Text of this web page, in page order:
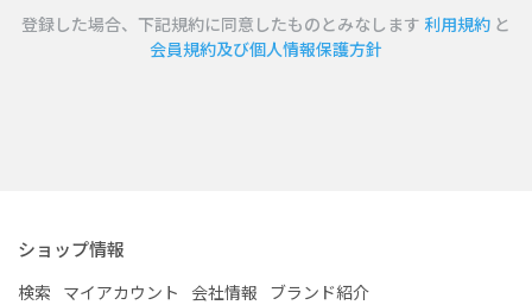
登録した場合、下記規約に同意したものとみなします 利用規約 と
会員規約及び個人情報保護方針
ショップ情報
検索 マイアカウント 会社情報 ブランド紹介